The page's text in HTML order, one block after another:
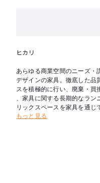
ヒカリ
あらゆる商業空間のニーズ・
デザインの家具。徹底した品
スを積極的に行い、廃棄・買
、家具に関する長期的なラン
リックスペースを家具を通じ
もっと見る